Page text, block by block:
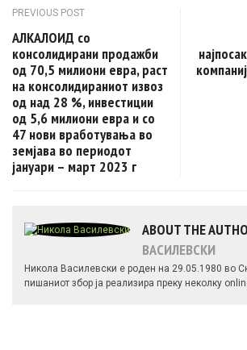
Post navigation
PREVIOUS POST
АЛКАЛОИД со
консолидирани продажби
од 70,5 милиони евра, раст
на консолидираниот извоз
од над 28 %, инвестиции
од 5,6 милиони евра и со
47 нови вработувања во
земјава во периодот
јануари – март 2023 г
ABOUT THE
ВАСИЛЕВСКИ
Никола Василевски е роден на 29.05.1980 во
пишаниот збор ја реализира преку неколку